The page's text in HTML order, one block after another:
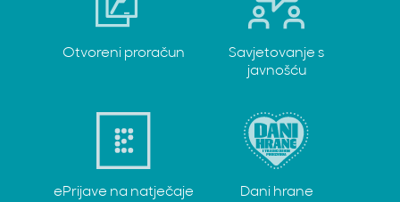
Otvoreni proračun
Savjetovanje s
javnošću
ePrijave na natječaje
Dani hrane